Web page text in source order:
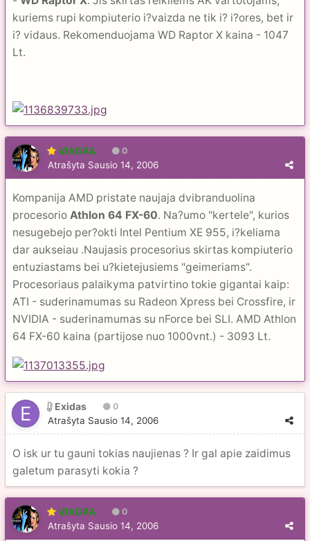
kuriems rupi kompiuterio i?vaizda ne tik i? i?ores, bet ir
i? vidaus. Rekomenduojama WD Raptor X kaina - 1047
Lt.
VIAGRA 0
Atrašyta Sausio 14, 2006
Kompanija AMD pristate naujaja dvibranduolina
procesorio Athlon 64 FX-60. Na?umo "kertele", kurios
nesugebejo per?okti Intel Pentium XE 955, i?keliama
dar aukseiau .Naujasis procesorius skirtas kompiuterio
entuziastams bei u?kietejusiems "geimeriams".
Procesoriaus palaikyma patvirtino tokie gigantai kaip:
ATI - suderinamumas su Radeon Xpress bei Crossfire, ir
NVIDIA - suderinamumas su nForce bei SLI. AMD Athlon
64 FX-60 kaina (partijose nuo 1000vnt.) - 3093 Lt.
Exidas 0
Atrašyta Sausio 14, 2006
O isk ur tu gauni tokias naujienas ? Ir gal apie zaidimus
galetum parasyti kokia ?
VIAGRA 0
Atrašyta Sausio 14, 2006